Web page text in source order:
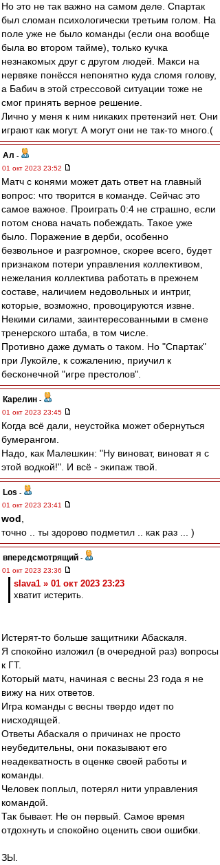
Но это не так важно на самом деле. Спартак
был сломан психологически третьим голом. На
поле уже не было команды (если она вообще
была во втором тайме), только кучка
незнакомых друг с другом людей. Макси на
нервяке понёсся непонятно куда сломя голову,
а Бабич в этой стрессовой ситуации тоже не
смог принять верное решение.
Лично у меня к ним никаких претензий нет. Они
играют как могут. А могут они не так-то много.(
Ал -
01 окт 2023 23:52
Матч с конями может дать ответ на главный
вопрос: что творится в команде. Сейчас это
самое важное. Проиграть 0:4 не страшно, если
потом снова начать побеждать. Такое уже
было. Поражение в дерби, особенно
безвольное и разгромное, скорее всего, будет
признаком потери управления коллективом,
нежелания коллектива работать в прежнем
составе, наличием недовольных и интриг,
которые, возможно, провоцируются извне.
Некими силами, заинтересованными в смене
тренерского штаба, в том числе.
Противно даже думать о таком. Но "Спартак"
при Лукойле, к сожалению, приучил к
бесконечной "игре престолов".
Карелин -
01 окт 2023 23:45
Когда всё дали, неустойка может обернуться
бумерангом.
Надо, как Малешкин: "Ну виноват, виноват я с
этой водкой!". И всё - экипаж твой.
Los -
01 окт 2023 23:41
wod
точно .. ты здорово подметил .. как раз ... )
впередсмотрящий -
01 окт 2023 23:36
slava1 » 01 окт 2023 23:23
хватит истерить.
Истерят-то больше защитники Абаскаля.
Я спокойно изложил (в очередной раз) вопросы
к ГТ.
Который матч, начиная с весны 23 года я не
вижу на них ответов.
Игра команды с весны твердо идет по
нисходящей.
Ответы Абаскаля о причинах не просто
неубедительны, они показывают его
неадекватность в оценке своей работы и
команды.
Человек поплыл, потерял нити управления
командой.
Так бывает. Не он первый. Самое время
отдохнуть и спокойно оценить свои ошибки.
ЗЫ.